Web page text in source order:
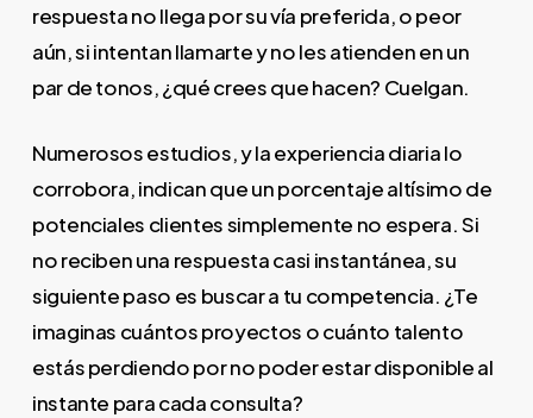
respuesta no llega por su vía preferida, o peor
aún, si intentan llamarte y no les atienden en un
par de tonos, ¿qué crees que hacen? Cuelgan.
Numerosos estudios, y la experiencia diaria lo
corrobora, indican que un porcentaje altísimo de
potenciales clientes simplemente no espera. Si
no reciben una respuesta casi instantánea, su
siguiente paso es buscar a tu competencia. ¿Te
imaginas cuántos proyectos o cuánto talento
estás perdiendo por no poder estar disponible al
instante para cada consulta?